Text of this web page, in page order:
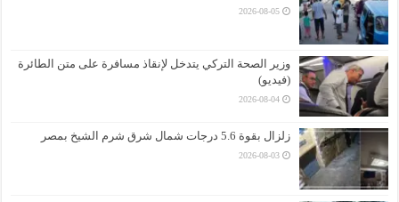
2026-08-05
وزير الصحة التركي يتدخل لإنقاذ مسافرة على متن الطائرة
(فيديو)
2026-08-04
زلزال بقوة 5.6 درجات شمال شرق شرم الشيخ بمصر
2026-08-03